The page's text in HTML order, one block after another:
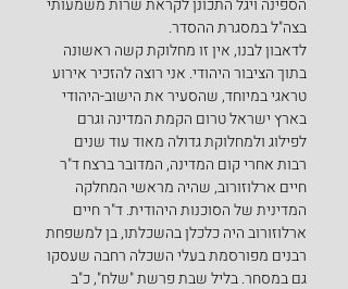
הספינה ויגל התכונן לקראת שרות משמעותי
בצה"ל במסגרת ההסדר.
לדאבון לבנו, אין זו מחלוקת קשה ראשונה
בתוך הציבור היהודי. אני רוצה להזכיר אירוע
טראגי במיוחד, שהסעיר את הישוב-היהודי
בארץ ישראל טרום הקמת המדינה וגרם
לפילוג ולמחלוקת גדולה מאוד עוד שנים
רבות אחרי קום המדינה, המדובר ברצח ד"ר
חיים ארלוזורוב, שהיה מראשי המחלקה
המדינית של הסוכנות היהודית. ד"ר חיים
ארלוזורוב היה כלכלן בהשכלתו, בן למשפחת
רבנים מפורסמת בעלי השכלה רחבה שעסקו
גם במסחר. בליל שבת פרשת "שלח", כ"ב